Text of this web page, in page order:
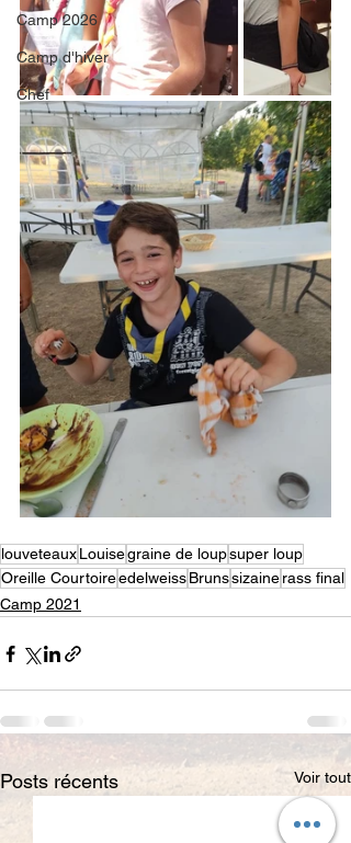
Camp 2026
Camp d'hiver
Chef
louveteauxLouisegraine de loupsuper loup
Oreille CourtoireedelweissBrunssizainerass final
Camp 2021
Posts récents Voir tout